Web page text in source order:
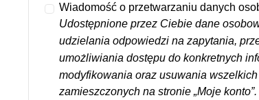
Wiadomość o przetwarzaniu danych
Udostępnione przez Ciebie dane
udzielania odpowiedzi na zapytania,
umożliwiania dostępu do konkretnych
modyfikowania oraz usuwania
zamieszczonych na stronie „Moje konto”.